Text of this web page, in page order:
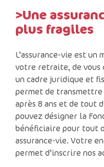
>Une
plus fragiles
L’assurance-vie est
votre retraite, de vous
un cadre juridique et
permet de transmettre
après 8 ans et de tout
pouvez désigner la
bénéficiaire pour tout
assurance-vie. Votre
permet d’inscrire nos